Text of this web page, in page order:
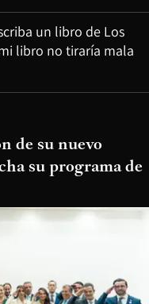
un libro de Los
libro no tiraría mala
de su nuevo
su programa de